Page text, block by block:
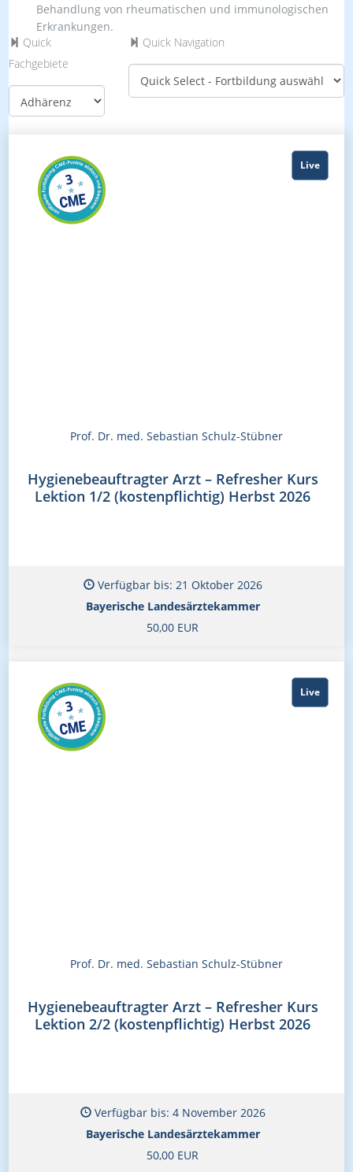
Behandlung von rheumatischen und immunologischen
Erkrankungen.
Quick
Fachgebiete
Quick Navigation
Live
Prof. Dr. med. Sebastian Schulz-Stübner
Hygienebeauftragter Arzt – Refresher Kurs
Lektion 1/2 (kostenpflichtig) Herbst 2026
Verfügbar bis: 21 Oktober 2026
Bayerische Landesärztekammer
50,00 EUR
Live
Prof. Dr. med. Sebastian Schulz-Stübner
Hygienebeauftragter Arzt – Refresher Kurs
Lektion 2/2 (kostenpflichtig) Herbst 2026
Verfügbar bis: 4 November 2026
Bayerische Landesärztekammer
50,00 EUR